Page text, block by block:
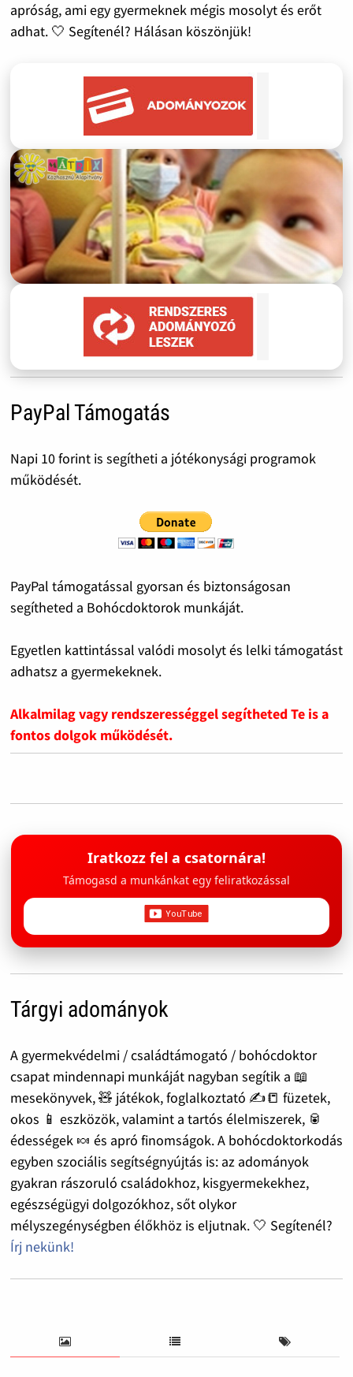
apróság, ami egy gyermeknek mégis mosolyt és erőt
adhat. 🤍 Segítenél? Hálásan köszönjük!
PayPal Támogatás
Napi 10 forint is segítheti a jótékonysági programok
működését.
PayPal támogatással gyorsan és biztonságosan
segítheted a Bohócdoktorok munkáját.
Egyetlen kattintással valódi mosolyt és lelki támogatást
adhatsz a gyermekeknek.
Alkalmilag vagy rendszerességgel segítheted Te is a
fontos dolgok működését.
Iratkozz fel a csatornára!
Támogasd a munkánkat egy feliratkozással
Tárgyi adományok
A gyermekvédelmi / családtámogató / bohócdoktor
csapat mindennapi munkáját nagyban segítik a 📖
mesekönyvek, 🧸 játékok, foglalkoztató ✍️📒 füzetek,
okos 📱 eszközök, valamint a tartós élelmiszerek, 🥫
édességek 🍬 és apró finomságok. A bohócdoktorkodás
egyben szociális segítségnyújtás is: az adományok
gyakran rászoruló családokhoz, kisgyermekekhez,
egészségügyi dolgozókhoz, sőt olykor
mélyszegénységben élőkhöz is eljutnak. 🤍 Segítenél?
Írj nekünk!